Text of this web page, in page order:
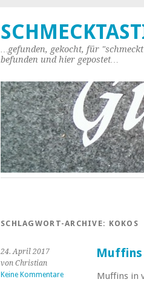
…gefunden, gekocht, für
befunden und hier gepostet…
SCHLAGWORT-ARCHIVE: KOKOS
24. April 2017
von Christian
Keine Kommentare
Muffins
Muffins in